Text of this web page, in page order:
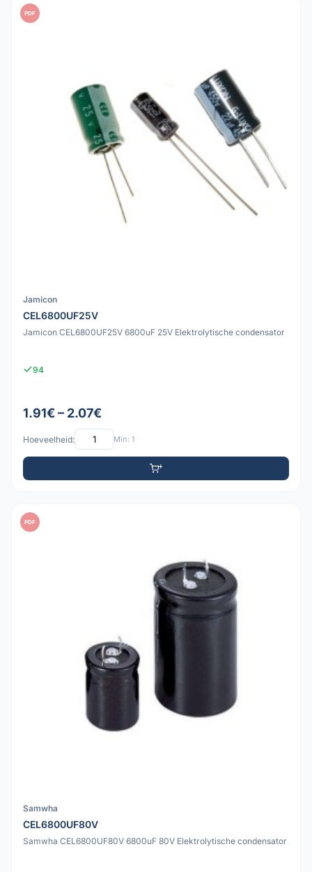
PDF
Jamicon
CEL6800UF25V
Jamicon CEL6800UF25V 6800uF 25V Elektrolytische condensator
94
1.91€ – 2.07€
Hoeveelheid: Min: 1
PDF
Samwha
CEL6800UF80V
Samwha CEL6800UF80V 6800uF 80V Elektrolytische condensator